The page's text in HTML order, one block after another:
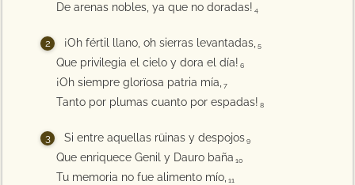
De arenas nobles, ya que no doradas! 4
¡Oh fértil llano, oh sierras levantadas, 5
Que privilegia el cielo y dora el día! 6
¡Oh siempre glorïosa patria mía, 7
Tanto por plumas cuanto por espadas! 8
Si entre aquellas rüinas y despojos 9
Que enriquece Genil y Dauro baña 10
Tu memoria no fue alimento mío, 11